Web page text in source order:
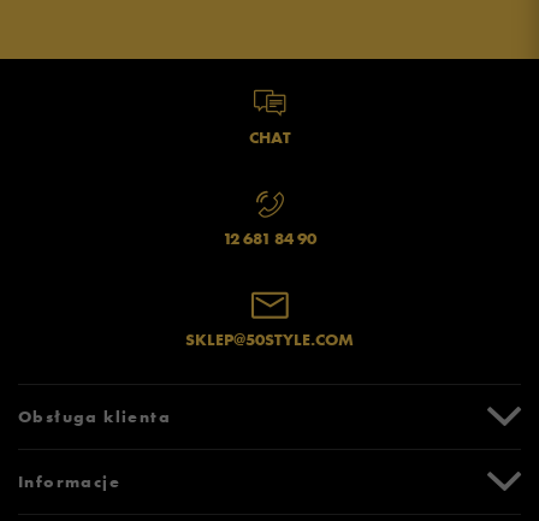
CHAT
12 681 84 90
SKLEP@50STYLE.COM
Obsługa klienta
Zwroty i reklamacje
Informacje